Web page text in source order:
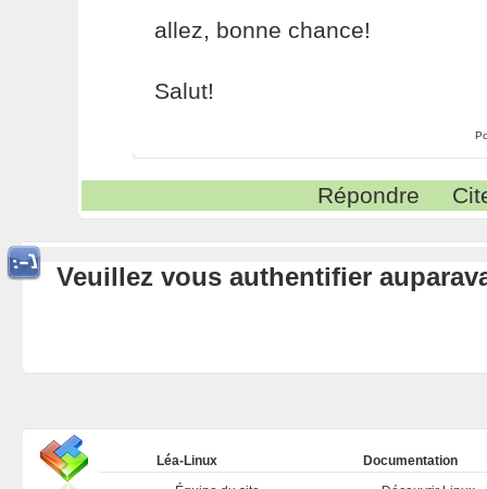
allez, bonne chance!
Salut!
Répondre
Veuillez vous authentifier
Léa-Linux
Documentation